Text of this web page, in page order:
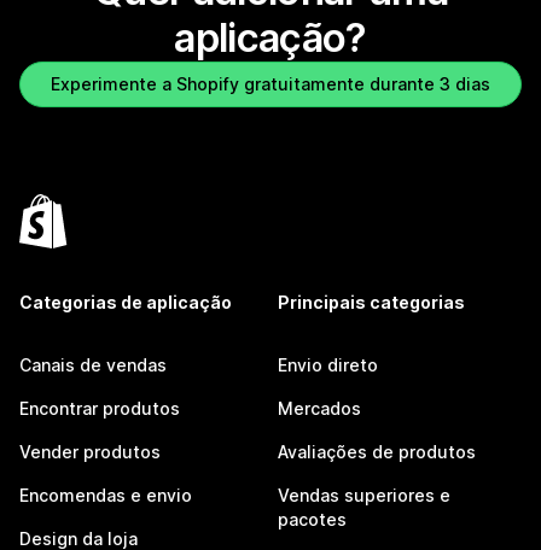
aplicação?
Experimente a Shopify gratuitamente durante 3 dias
Categorias de aplicação
Canais de vendas
Encontrar produtos
Vender produtos
Encomendas e envio
Design da loja
Principais categorias
Envio direto
Mercados
Avaliações de produtos
Vendas superiores e
pacotes